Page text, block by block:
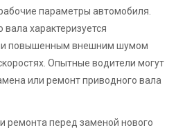
параметры автомобиля.
характеризуется
повышенным внешним шумом
Опытные водители могут
или ремонт приводного вала
ремонта перед заменой нового